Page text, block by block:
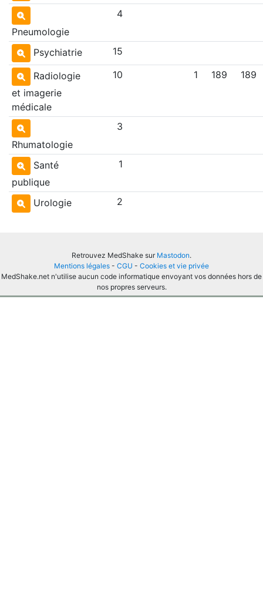
Pneumologie
4
Psychiatrie 15
Radiologie
et imagerie
médicale
10 1 189 189
Rhumatologie
3
Santé
publique
1
Urologie 2
Retrouvez MedShake sur Mastodon.
Mentions légales - CGU - Cookies et vie privée
MedShake.net n'utilise aucun code informatique envoyant vos données hors de
nos propres serveurs.